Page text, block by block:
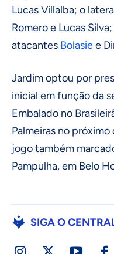
Lucas Villalba; o
Romero e Lucas
atacantes Bolasiee
Jardim optou por
inicial em função da
Embalado no
Palmeiras no próximo
jogo também
Pampulha, em Belo
SIGA O